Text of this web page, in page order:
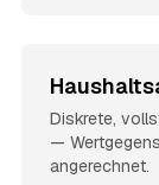
Diskrete,
—
angerechnet.